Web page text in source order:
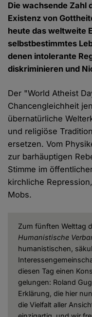
Die wachsende Zahl
Existenz von
heute das weltweite
selbstbestimmtes
denen intolerante
diskriminieren und
Der "World Atheist
Chancengleichheit
übernatürliche
und religiöse
ersetzen. Vom
zur barhäuptigen
Stimme im
kirchliche
Mobs.
Zum fünften Welttag
Humanistische
humanistischen,
diesen Tag einen
gelungen: Roland
Erklärung, die hier
die Vielfalt aller